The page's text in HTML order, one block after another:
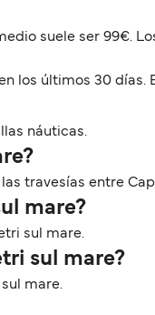
suele ser 99€.
los últimos 30 días.
náuticas.
travesías entre
mare?
sul mare.
sul mare?
mare.